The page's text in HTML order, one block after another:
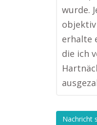
wurde.
erhalte
die ich
Nachricht